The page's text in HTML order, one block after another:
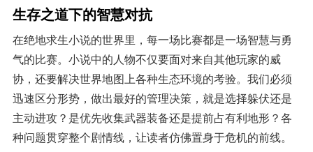
生存之道下的智慧对抗
在绝地求生小说的世界里，每一场比赛都是一场智慧与勇
气的比赛。小说中的人物不仅要面对来自其他玩家的威
协，还要解决世界地图上各种生态环境的考验。我们必须
迅速区分形势，做出最好的管理决策，就是选择躲伏还是
主动进攻？是优先收集武器装备还是提前占有利地形？各
种问题贯穿整个剧情线，让读者仿佛置身于危机的前线。